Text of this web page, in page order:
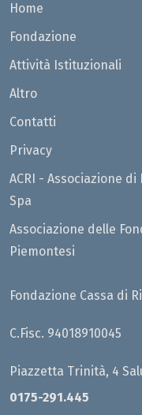
Home
Fondazione
Attività Istituzionali
Altro
Contatti
Privacy
ACRI - Associazione
Spa
Associazione delle
Piemontesi
Fondazione Cassa di
C.Fisc. 94018910045
Piazzetta Trinità, 4
0175-291.445